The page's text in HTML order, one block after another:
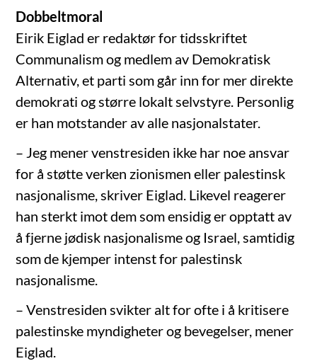
Dobbeltmoral
Eirik Eiglad er redaktør for tidsskriftet
Communalism og medlem av Demokratisk
Alternativ, et parti som går inn for mer direkte
demokrati og større lokalt selvstyre. Personlig
er han motstander av alle nasjonalstater.
– Jeg mener venstresiden ikke har noe ansvar
for å støtte verken zionismen eller palestinsk
nasjonalisme, skriver Eiglad. Likevel reagerer
han sterkt imot dem som ensidig er opptatt av
å fjerne jødisk nasjonalisme og Israel, samtidig
som de kjemper intenst for palestinsk
nasjonalisme.
– Venstresiden svikter alt for ofte i å kritisere
palestinske myndigheter og bevegelser, mener
Eiglad.